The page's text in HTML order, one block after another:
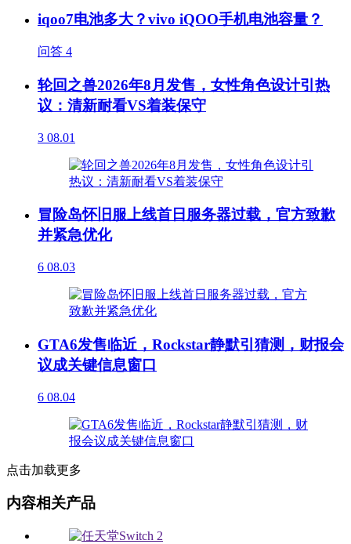
iqoo7电池多大？vivo iQOO手机电池容量？
问答 4
轮回之兽2026年8月发售，女性角色设计引热
议：清新耐看VS着装保守
3 08.01
冒险岛怀旧服上线首日服务器过载，官方致歉
并紧急优化
6 08.03
GTA6发售临近，Rockstar静默引猜测，财报会
议成关键信息窗口
6 08.04
点击加载更多
内容相关产品